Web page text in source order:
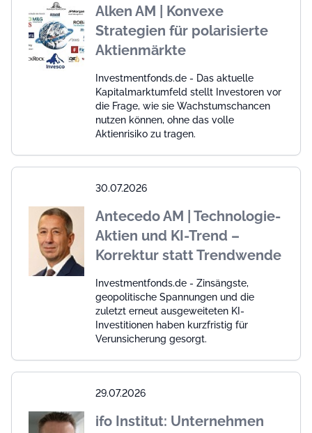
Alken AM | Konvexe
Strategien für polarisierte
Aktienmärkte
Investmentfonds.de - Das aktuelle
Kapitalmarktumfeld stellt Investoren vor
die Frage, wie sie Wachstumschancen
nutzen können, ohne das volle
Aktienrisiko zu tragen.
30.07.2026
Antecedo AM | Technologie-
Aktien und KI-Trend –
Korrektur statt Trendwende
Investmentfonds.de - Zinsängste,
geopolitische Spannungen und die
zuletzt erneut ausgeweiteten KI-
Investitionen haben kurzfristig für
Verunsicherung gesorgt.
29.07.2026
ifo Institut: Unternehmen